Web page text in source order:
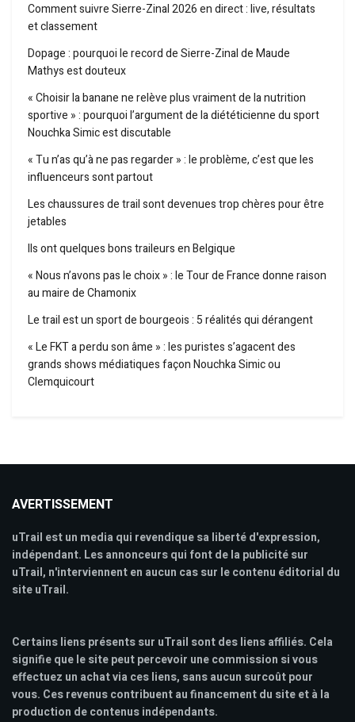
Comment suivre Sierre-Zinal 2026 en direct : live, résultats
et classement
Dopage : pourquoi le record de Sierre-Zinal de Maude
Mathys est douteux
« Choisir la banane ne relève plus vraiment de la nutrition
sportive » : pourquoi l’argument de la diététicienne du sport
Nouchka Simic est discutable
« Tu n’as qu’à ne pas regarder » : le problème, c’est que les
influenceurs sont partout
Les chaussures de trail sont devenues trop chères pour être
jetables
Ils ont quelques bons traileurs en Belgique
« Nous n’avons pas le choix » : le Tour de France donne raison
au maire de Chamonix
Le trail est un sport de bourgeois : 5 réalités qui dérangent
« Le FKT a perdu son âme » : les puristes s’agacent des
grands shows médiatiques façon Nouchka Simic ou
Clemquicourt
AVERTISSEMENT
uTrail est un media qui revendique sa liberté d'expression,
indépendant. Les annonceurs qui font de la publicité sur
uTrail, n'interviennent en aucun cas sur le contenu éditorial du
site uTrail.
Certains liens présents sur uTrail sont des liens affiliés. Cela
signifie que le site peut percevoir une commission si vous
effectuez un achat via ces liens, sans aucun surcoût pour
vous. Ces revenus contribuent au financement du site et à la
production de contenus indépendants.